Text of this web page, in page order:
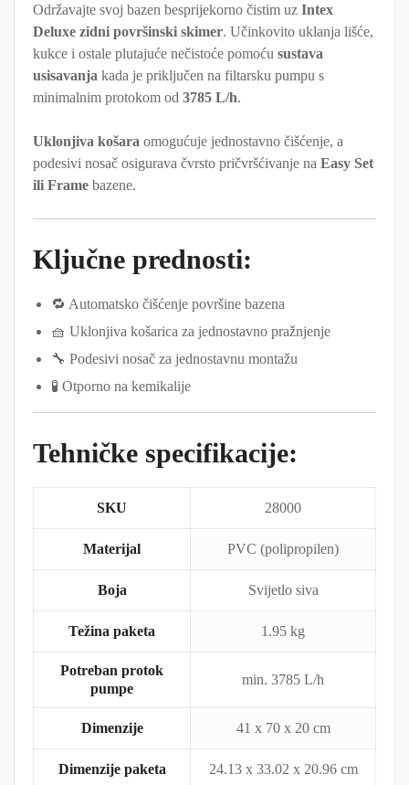
Održavajte svoj bazen besprijekorno čistim uz Intex
Deluxe zidni površinski skimer. Učinkovito uklanja lišće,
kukce i ostale plutajuće nečistoće pomoću sustava
usisavanja kada je priključen na filtarsku pumpu s
minimalnim protokom od 3785 L/h.
Uklonjiva košara omogućuje jednostavno čišćenje, a
podesivi nosač osigurava čvrsto pričvršćivanje na Easy Set
ili Frame bazene.
Ključne prednosti:
🔁 Automatsko čišćenje površine bazena
🧺 Uklonjiva košarica za jednostavno pražnjenje
🔧 Podesivi nosač za jednostavnu montažu
🧪 Otporno na kemikalije
Tehničke specifikacije:
SKU 28000
Materijal PVC (polipropilen)
Boja Svijetlo siva
Težina paketa 1.95 kg
Potreban protok
pumpe
min. 3785 L/h
Dimenzije 41 x 70 x 20 cm
Dimenzije paketa 24.13 x 33.02 x 20.96 cm